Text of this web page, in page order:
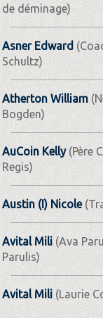
de déminage)
Asner Edward
Schultz)
Atherton William
Bogden)
AuCoin Kelly(Père
Regis)
Austin (I) Nicole
Avital Mili (Ava
Parulis)
Avital Mili(Laurie